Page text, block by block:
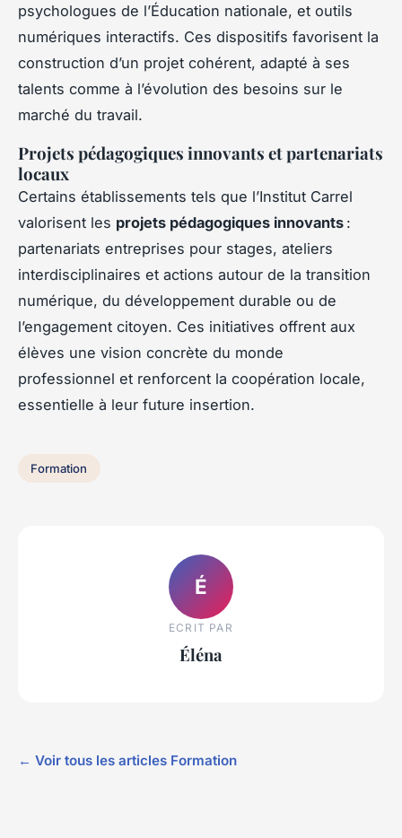
psychologues de l’Éducation nationale, et outils
numériques interactifs. Ces dispositifs favorisent la
construction d’un projet cohérent, adapté à ses
talents comme à l’évolution des besoins sur le
marché du travail.
Projets pédagogiques innovants et partenariats
locaux
Certains établissements tels que l’Institut Carrel
valorisent les projets pédagogiques innovants :
partenariats entreprises pour stages, ateliers
interdisciplinaires et actions autour de la transition
numérique, du développement durable ou de
l’engagement citoyen. Ces initiatives offrent aux
élèves une vision concrète du monde
professionnel et renforcent la coopération locale,
essentielle à leur future insertion.
Formation
É
ECRIT PAR
Éléna
← Voir tous les articles Formation